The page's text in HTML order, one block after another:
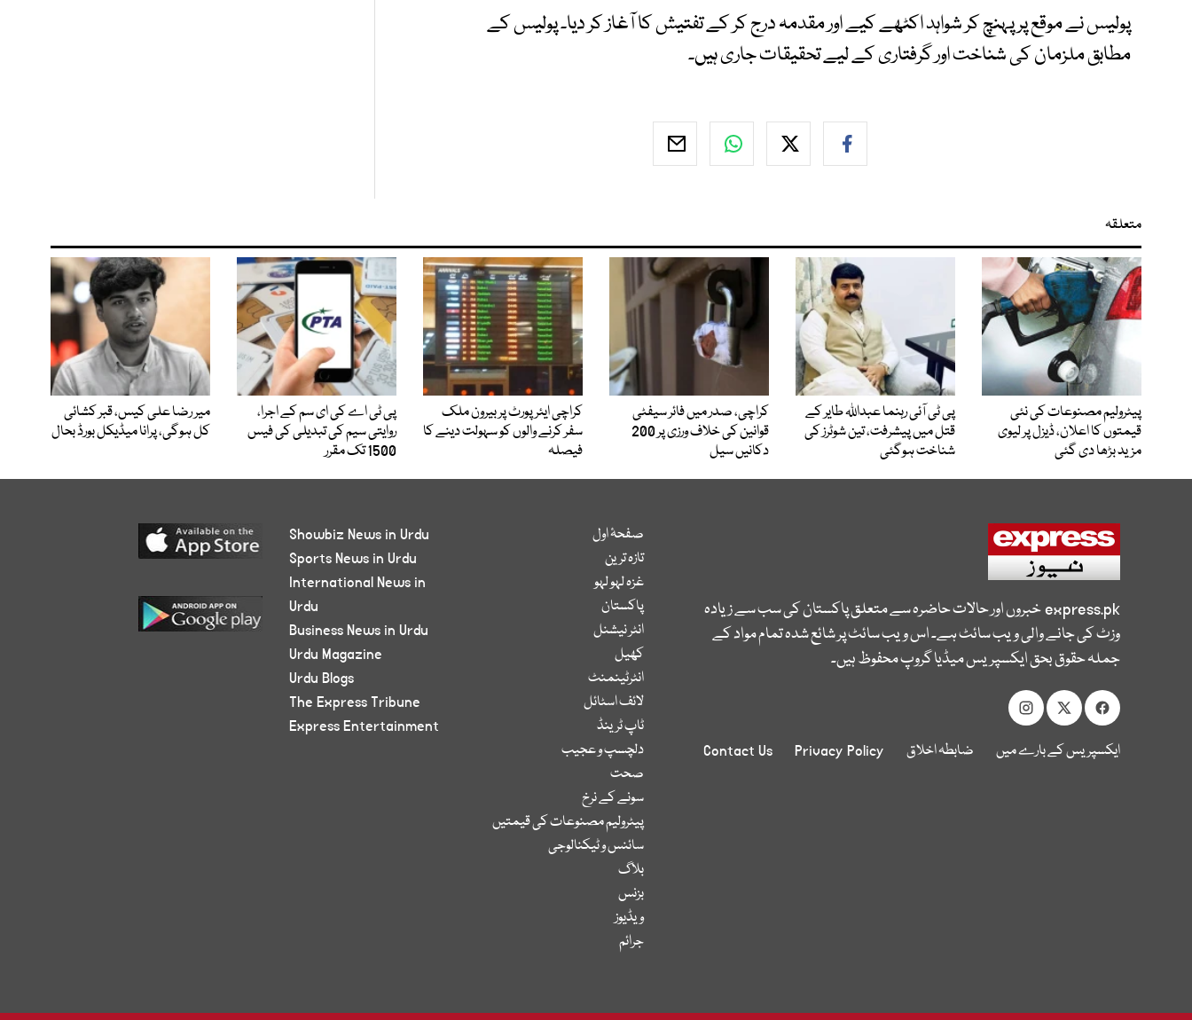
پولیس نے موقع پر پہنچ کر شواہد اکٹھے کیے اور مقدمہ درج کر کے تفتیش کا آغاز کر دیا۔ پولیس کے
مطابق ملزمان کی شناخت اور گرفتاری کے لیے تحقیقات جاری ہیں۔
متعلقہ
پیٹرولیم مصنوعات کی نئی
قیمتوں کا اعلان، ڈیزل پر لیوی
مزید بڑھا دی گئی
پی ٹی آئی رہنما عبداللہ طایر کے
قتل میں پیشرفت، تین شوٹرز کی
شناخت ہوگئی
کراچی، صدر میں فائر سیفٹی
قوانین کی خلاف ورزی پر 200
دکانیں سیل
کراچی ایئرپورٹ پر بیرون ملک
سفر کرنے والوں کو سہولت دینے کا
فیصلہ
پی ٹی اے کی ای سم کے اجرا،
روایتی سیم کی تبدیلی کی فیس
1500 تک مقرر
میر رضا علی کیس، قبر کشائی
کل ہوگی، پرانا میڈیکل بورڈ بحال
express.pkخبروں اور حالات حاضرہ سے متعلق پاکستان کی سب سے زیادہ
وزٹ کی جانے والی ویب سائٹ ہے۔ اس ویب سائٹ پر شائع شدہ تمام مواد کے
جملہ حقوق بحق ایکسپریس میڈیا گروپ محفوظ ہیں۔
ایکسپریس کے بارے میں ضابطہ اخلاق Privacy Policy
Contact Us
صفحۂ اول
تازہ ترین
غزہ لہو لہو
پاکستان
انٹر نیشنل
کھیل
انٹرٹینمنٹ
لائف اسٹائل
ٹاپ ٹرینڈ
دلچسپ و عجیب
صحت
سونے کے نرخ
پیٹرولیم مصنوعات کی قیمتیں
سائنس و ٹیکنالوجی
بلاگ
بزنس
ویڈیوز
جرائم
Showbiz News in Urdu
Sports News in Urdu
International News in
Urdu
Business News in Urdu
Urdu Magazine
Urdu Blogs
The Express Tribune
Express Entertainment